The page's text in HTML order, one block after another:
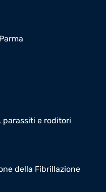
parassiti e roditori
della Fibrillazione